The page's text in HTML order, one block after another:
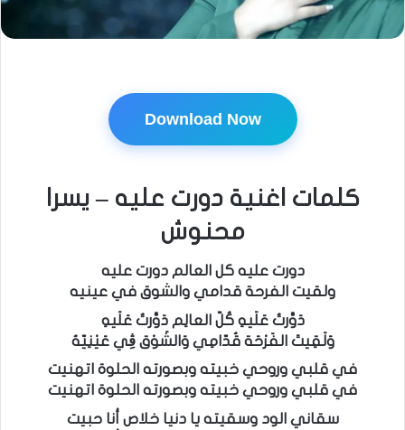
Download Now
كلمات اغنية دورت عليه – يسرا
محنوش
دورت عليه كل العالم دورت عليه
ولقيت الفرحة قدامي والشوق في عينيه
دَوَّرتُ عَلَيهِ كُلّ العالِم دَوَّرتُ عَلَيهِ
وَلَقِيتَ الفَرْحَة قُدّامِي وَالشَوْق ڤِي عَيْنِيّهُ
في قلبي وروحي خبيته وبصورته الحلوة اتهنيت
في قلبي وروحي خبيته وبصورته الحلوة اتهنيت
سقاني الود وسقيته يا دنيا خلاص أنا حبيت